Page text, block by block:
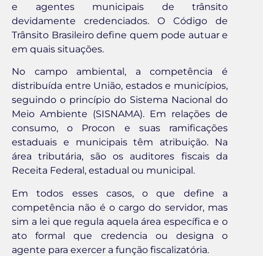
e agentes municipais de trânsito
devidamente credenciados. O Código de
Trânsito Brasileiro define quem pode autuar e
em quais situações.
No campo ambiental, a competência é
distribuída entre União, estados e municípios,
seguindo o princípio do Sistema Nacional do
Meio Ambiente (SISNAMA). Em relações de
consumo, o Procon e suas ramificações
estaduais e municipais têm atribuição. Na
área tributária, são os auditores fiscais da
Receita Federal, estadual ou municipal.
Em todos esses casos, o que define a
competência não é o cargo do servidor, mas
sim a lei que regula aquela área específica e o
ato formal que credencia ou designa o
agente para exercer a função fiscalizatória.